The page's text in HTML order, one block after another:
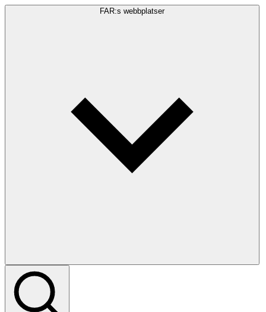
FAR:s webbplatser